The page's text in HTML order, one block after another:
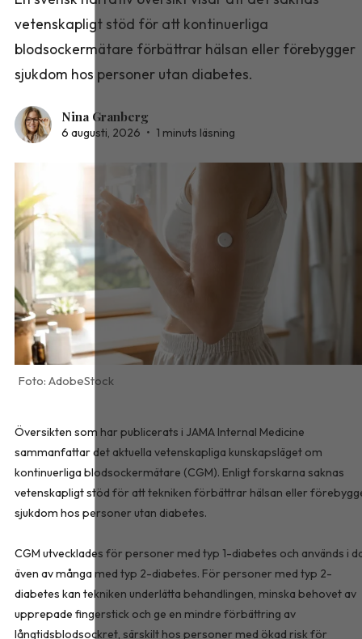
vetenskapligt stöd för att kontinuerliga
blodsockermätare förbättrar hälsan eller förebygger
sjukdom hos personer utan diabetes.
Nina Granberg
6 augusti, 2026 • 1 minuts läsning
AdobeStock
Översikten som har publicerats i JAMA Internal Medicine
sammanfattar det aktuella vetenskapliga kunskapsläget om
kontinuerliga blodsockermätare (CGM). Enligt forskarna saknas
vetenskapligt stöd för att tekniken förbättrar hälsan eller
sjukdom hos personer utan diabetes.
CGM utvecklades för personer med typ 1-diabetes och används i
även av många med typ 2-diabetes. För personer med typ 2-
diabetes kan tekniken underlätta behandlingen, minska behovet av
upprepade fingerstick och ge en mindre förbättring av
långtidsblodsockret, särskilt hos personer med ökad risk för